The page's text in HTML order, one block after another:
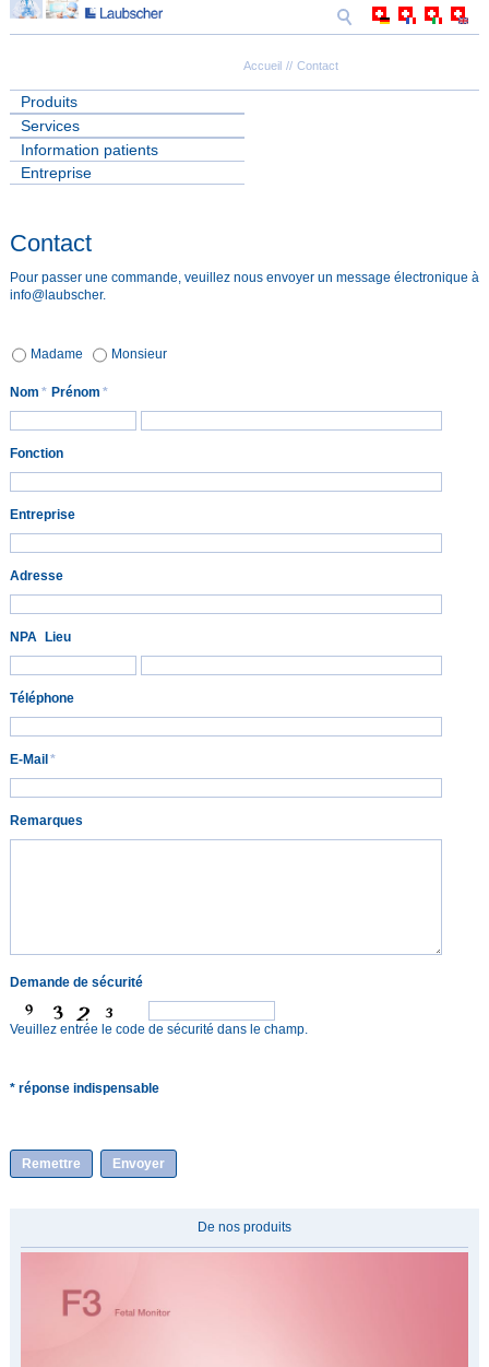
Accueil Contact
Produits
Services
Information patients
Entreprise
Contact
Pour passer une commande, veuillez nous envoyer un message électronique à
info@laubscher.
Madame Monsieur
Nom * Prénom *
Fonction
Entreprise
Adresse
NPA Lieu
Téléphone
E-Mail*
Remarques
Demande de sécurité
Veuillez entrée le code de sécurité dans le champ.
* réponse indispensable
Remettre Envoyer
De nos produits